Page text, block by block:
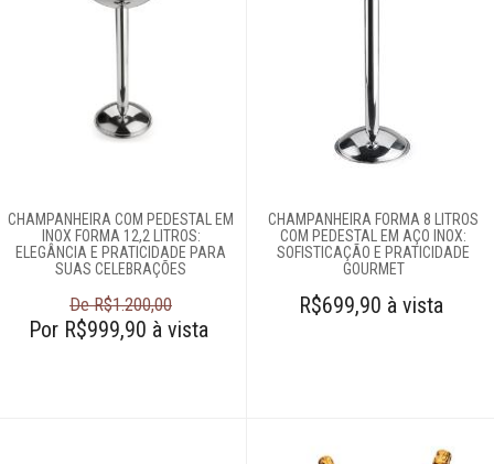
Bar
Abridores de
garrafas
Acessórios
Adegas
Coqueteleiras
Decanters
Dispenseres de
bebidas
CHAMPANHEIRA COM PEDESTAL EM
INOX FORMA 12,2 LITROS:
ELEGÂNCIA E PRATICIDADE PARA
SUAS CELEBRAÇÕES
De R$1.200,00
Por R$999,90 à vista
CHAMPANHEIRA FORMA 8 LITROS
COM PEDESTAL EM AÇO INOX:
SOFISTICAÇÃO E PRATICIDADE
GOURMET
R$699,90 à vista